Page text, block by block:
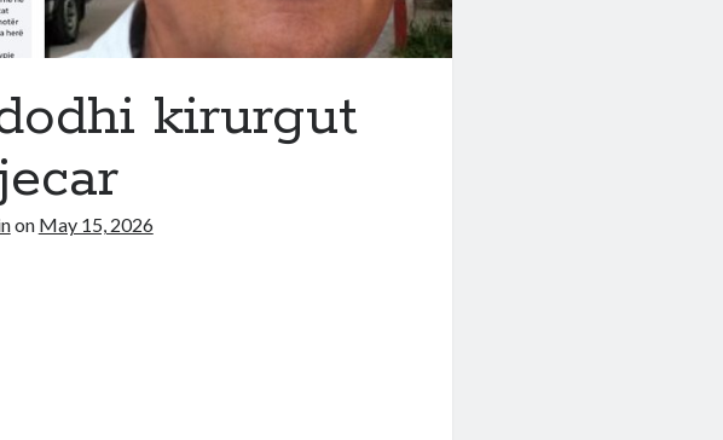
kirurgut
on May 15, 2026